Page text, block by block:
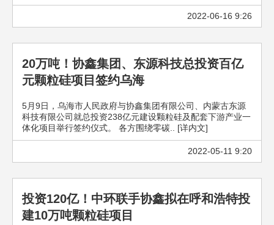
2022-06-16 9:26
20万吨！协鑫集团、东源科技总投资百亿
元颗粒硅项目签约乌海
5月9日，乌海市人民政府与协鑫集团有限公司、内蒙古东源
科技有限公司就总投资238亿元建设颗粒硅及配套下游产业一
体化项目举行签约仪式。 各方围绕零碳.. [详内文]
2022-05-11 9:20
投资120亿！中环联手协鑫拟在呼和浩特投
建10万吨颗粒硅项目